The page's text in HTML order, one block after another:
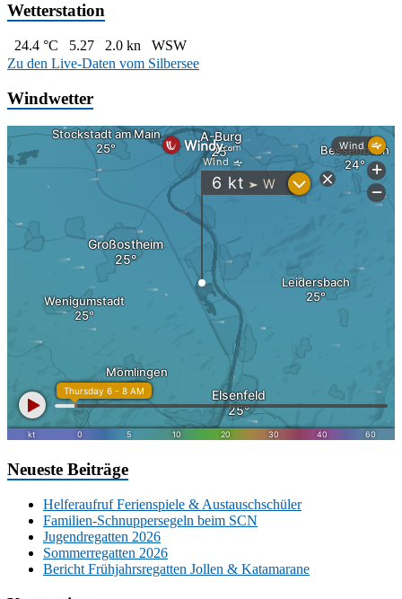
Wetterstation
24.4 °C 5.27 2.0 kn
WSW
Zu den Live-Daten vom Silbersee
Windwetter
Neueste Beiträge
Helferaufruf Ferienspiele & Austauschschüler
Familien-Schnuppersegeln beim SCN
Jugendregatten 2026
Sommerregatten 2026
Bericht Frühjahrsregatten Jollen & Katamarane